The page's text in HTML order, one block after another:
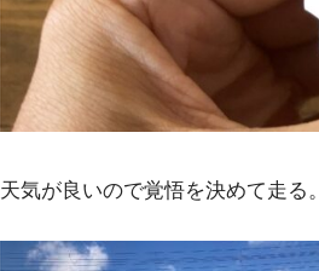
天気が良いので覚悟を決めて走る。